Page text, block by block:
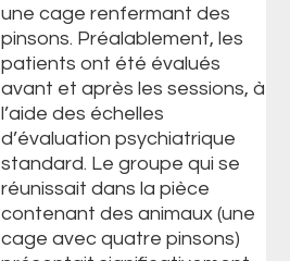
une cage renfermant des
pinsons. Préalablement, les
patients ont été évalués
avant et après les sessions, à
l’aide des échelles
d’évaluation psychiatrique
standard. Le groupe qui se
réunissait dans la pièce
contenant des animaux (une
cage avec quatre pinsons)